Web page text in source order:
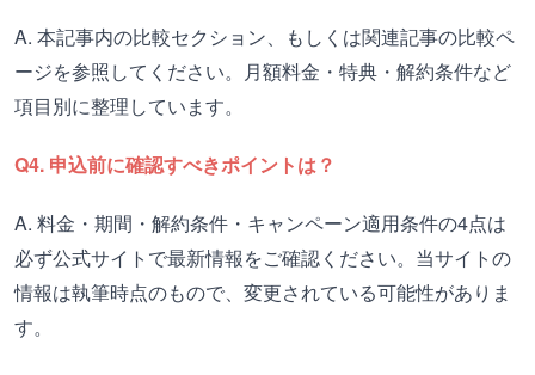
A. 本記事内の比較セクション、もしくは関連記事の比較ペ
ージを参照してください。月額料金・特典・解約条件など
項目別に整理しています。
Q4. 申込前に確認すべきポイントは？
A. 料金・期間・解約条件・キャンペーン適用条件の4点は
必ず公式サイトで最新情報をご確認ください。当サイトの
情報は執筆時点のもので、変更されている可能性がありま
す。